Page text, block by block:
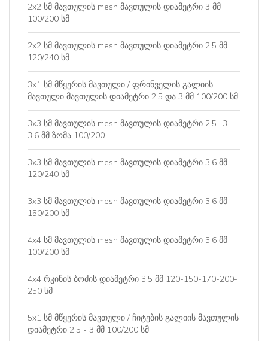
2x2 სმ მავთულის mesh მავთულის დიამეტრი 3 მმ
100/200 სმ
2x2 სმ მავთულის mesh მავთულის დიამეტრი 2.5 მმ
120/240 სმ
3x1 სმ მწყერის მავთული / ფრინველის გალიის
მავთული მავთულის დიამეტრი 2.5 და 3 მმ 100/200 სმ
3x3 სმ მავთულის mesh მავთულის დიამეტრი 2.5 -3 -
3.6 მმ ზომა 100/200
3x3 სმ მავთულის mesh მავთულის დიამეტრი 3,6 მმ
120/240 სმ
3x3 სმ მავთულის mesh მავთულის დიამეტრი 3,6 მმ
150/200 სმ
4x4 სმ მავთულის mesh მავთულის დიამეტრი 3,6 მმ
100/200 სმ
4x4 რკინის ბოძის დიამეტრი 3.5 მმ 120-150-170-200-
250 სმ
5x1 სმ მწყერის მავთული / ჩიტების გალიის მავთულის
დიამეტრი 2.5 - 3 მმ 100/200 სმ